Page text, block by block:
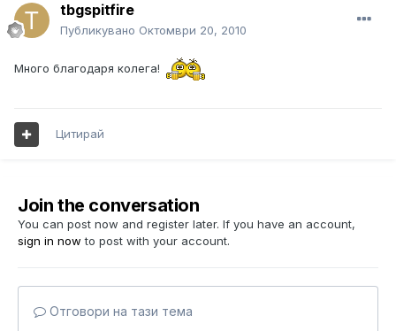
tbgspitfire
Публикувано Октомври 20, 2010
Много благодаря колега!
Цитирай
Join the conversation
You can post now and register later. If you have an account,
sign in now to post with your account.
Отговори на тази тема